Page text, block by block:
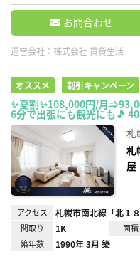
お問合わせ
運営会社： 株式会社 賃貸生活
オススメ 割引キャンペーン
✨夏割✨108,000円/月
6分で出張にも観光にも🎵
札
札
屋
アクセス 札幌市南北線「北１
間取り 1K 面積
築年数 1990年 3月 築